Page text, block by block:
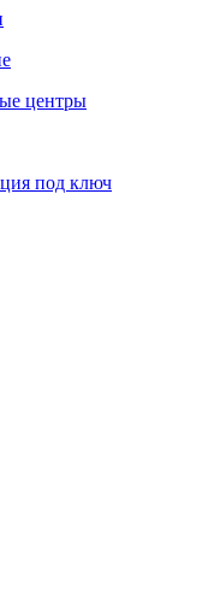
центры
под ключ